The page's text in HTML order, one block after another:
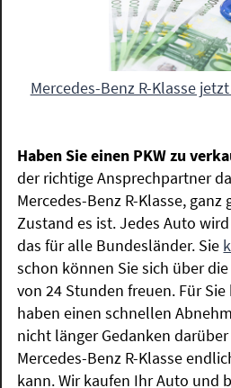
Mercedes-Benz R-Klasse
Haben Sie einen PKW zu
der richtige Ansprechpartner
Mercedes-Benz R-Klasse,
Zustand es ist. Jedes Auto
das für alle Bundesländer. Sie
schon können Sie sich über
von 24 Stunden freuen. Für
haben einen schnellen
nicht länger Gedanken
Mercedes-Benz R-Klasse
kann. Wir kaufen Ihr Auto und